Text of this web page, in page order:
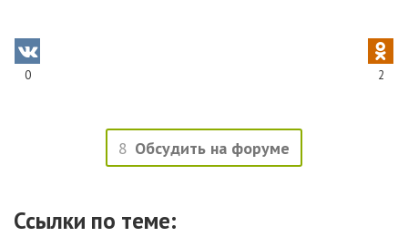
0 2
8 Обсудить на форуме
Ссылки по теме: